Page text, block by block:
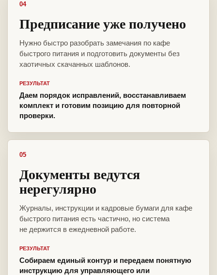
04
Предписание уже получено
Нужно быстро разобрать замечания по кафе
быстрого питания и подготовить документы без
хаотичных скачанных шаблонов.
РЕЗУЛЬТАТ
Даем порядок исправлений, восстанавливаем
комплект и готовим позицию для повторной
проверки.
05
Документы ведутся
нерегулярно
Журналы, инструкции и кадровые бумаги для кафе
быстрого питания есть частично, но система
не держится в ежедневной работе.
РЕЗУЛЬТАТ
Собираем единый контур и передаем понятную
инструкцию для управляющего или